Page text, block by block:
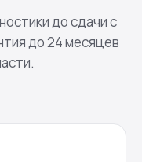
до сдачи с
до 24 месяцев